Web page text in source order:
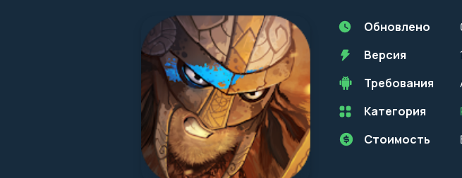
Обновлено
Версия
Требования
Перед установкой
учитывать версию
Категория
Стоимость